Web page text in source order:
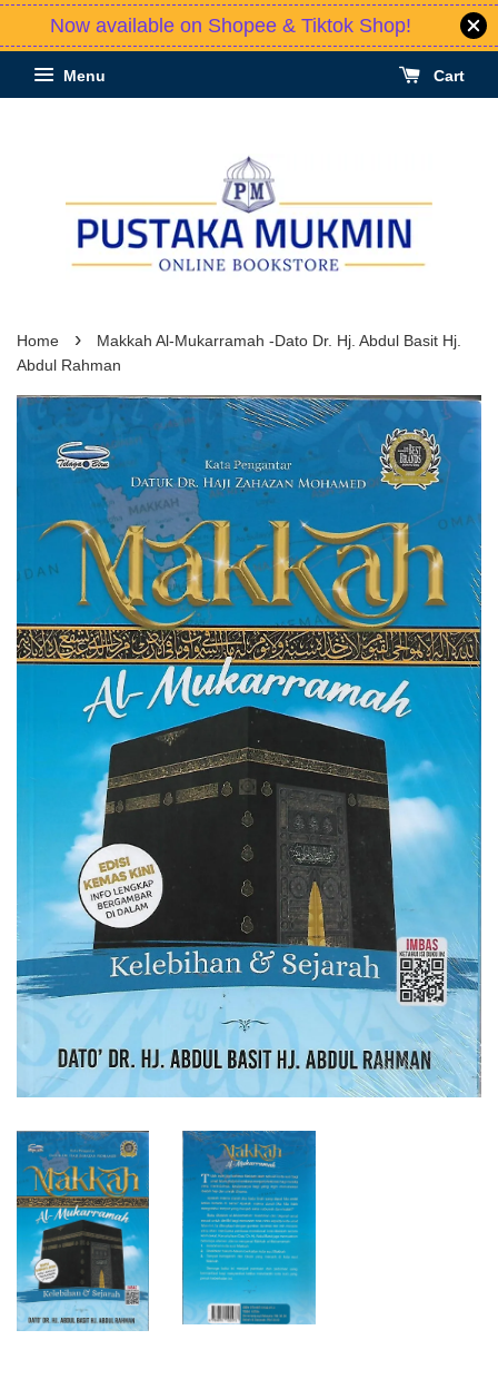
Now available on Shopee & Tiktok Shop!
Menu Cart
Home ›
Makkah Al-Mukarramah -Dato Dr. Hj. Abdul Basit Hj.
Abdul Rahman